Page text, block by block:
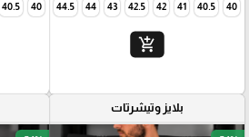
40
40.5
41
42
42.5
43
44
44.5
45
add_shopping_cart
40
40.5
بلايز وتيشرتات